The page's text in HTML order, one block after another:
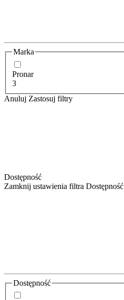
Marka
Pronar
3
Anuluj Zastosuj filtry
Dostępność
Zamknij ustawienia filtra Dostępność
Dostępność